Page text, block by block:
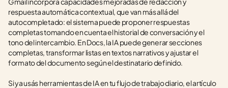
respuesta automática contextual, que van más allá del
autocompletado: el sistema puede proponer respuestas
completas tomando en cuenta el historial de conversación y el
tono del intercambio. En Docs, la IA puede generar secciones
completas, transformar listas en textos narrativos y ajustar el
formato del documento según el destinatario definido.
Si ya usás herramientas de IA en tu flujo de trabajo diario, el artículo